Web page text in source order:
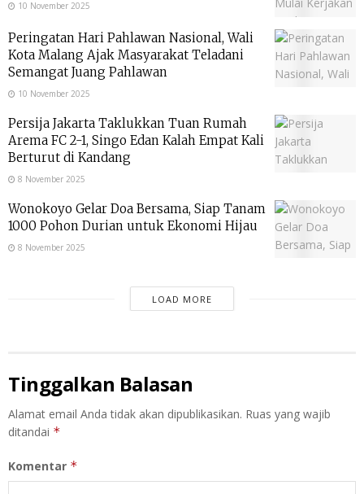
10 November 2025
Peringatan Hari Pahlawan Nasional, Wali
Kota Malang Ajak Masyarakat Teladani
Semangat Juang Pahlawan
10 November 2025
Persija Jakarta Taklukkan Tuan Rumah
Arema FC 2-1, Singo Edan Kalah Empat Kali
Berturut di Kandang
8 November 2025
Wonokoyo Gelar Doa Bersama, Siap Tanam
1000 Pohon Durian untuk Ekonomi Hijau
8 November 2025
LOAD MORE
Tinggalkan Balasan
Alamat email Anda tidak akan dipublikasikan. Ruas yang wajib
ditandai *
Komentar *